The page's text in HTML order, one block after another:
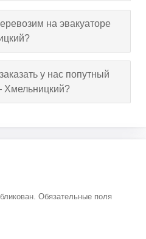
на эвакуаторе
у нас попутный
Хмельницкий?
Обязательные поля